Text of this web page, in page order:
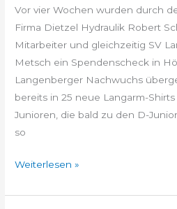
Vor vier Wochen wurden durch
Firma Dietzel Hydraulik Robert
Mitarbeiter und gleichzeitig SV
Metsch ein Spendenscheck in
Langenberger Nachwuchs
bereits in 25 neue Langarm-
Junioren, die bald zu den D-
so
Weiterlesen »